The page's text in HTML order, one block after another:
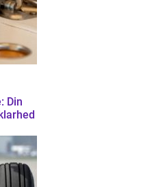
Din